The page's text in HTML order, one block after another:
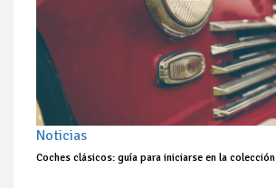
Noticias
Coches clásicos: guía para iniciarse en la colección